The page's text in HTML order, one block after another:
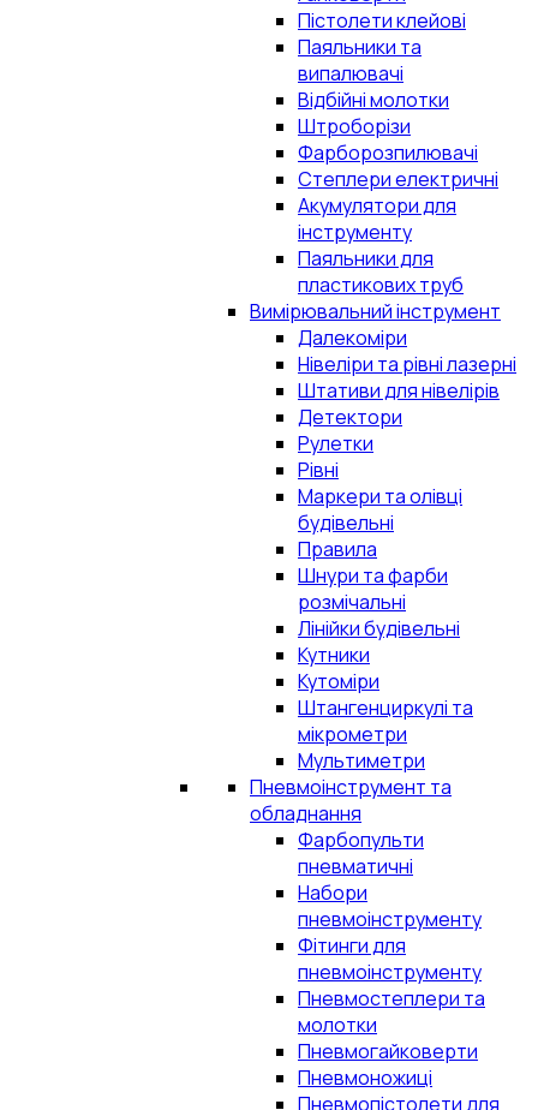
Пістолети клейові
Паяльники та
випалювачі
Відбійні молотки
Штроборізи
Фарборозпилювачі
Степлери електричні
Акумулятори для
інструменту
Паяльники для
пластикових труб
Вимірювальний інструмент
Далекоміри
Нівеліри та рівні лазерні
Штативи для нівелірів
Детектори
Рулетки
Рівні
Маркери та олівці
будівельні
Правила
Шнури та фарби
розмічальні
Лінійки будівельні
Кутники
Кутоміри
Штангенциркулі та
мікрометри
Мультиметри
Пневмоінструмент та
обладнання
Фарбопульти
пневматичні
Набори
пневмоінструменту
Фітинги для
пневмоінструменту
Пневмостеплери та
молотки
Пневмогайковерти
Пневмоножиці
Пневмопістолети для